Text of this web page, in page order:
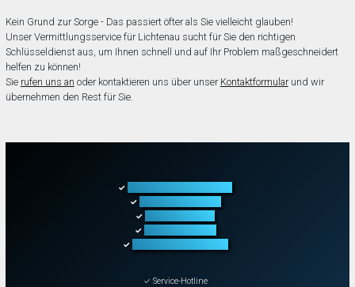
Kein Grund zur Sorge - Das passiert öfter als Sie vielleicht glauben!
Unser Vermittlungsservice für Lichtenau sucht für Sie den richtigen
Schlüsseldienst aus, um Ihnen schnell und auf Ihr Problem maßgeschneidert
helfen zu können!
Sie rufen uns an oder kontaktieren uns über unser Kontaktformularund wir
übernehmen den Rest für Sie.
✓
✓
✓
✓
✓
✓ Service-Hotline